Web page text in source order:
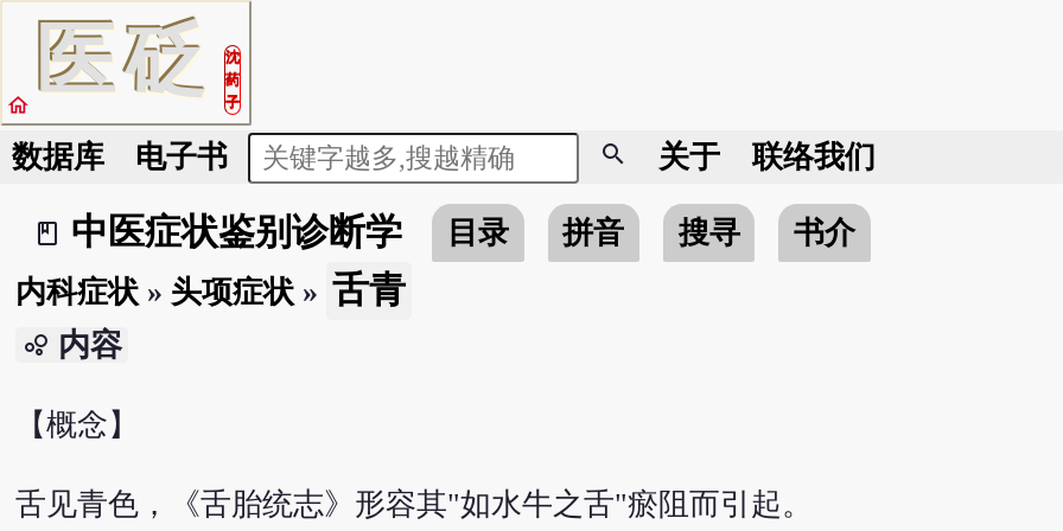
医砭
沈
药
子
home
数据库 电子书 search 关于 联络我们
book_2
中医症状鉴别诊断学 目录 拼音 搜寻
书介
内科症状» 头项症状» 舌青
bubble_chart 内容
【概念】
舌见青色，《舌胎统志》形容其"如水牛之舌"瘀阻而引起。